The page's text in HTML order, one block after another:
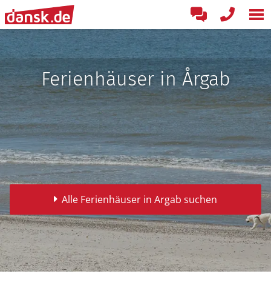
Ferienhäuser in Årgab
Alle Ferienhäuser in Argab suchen